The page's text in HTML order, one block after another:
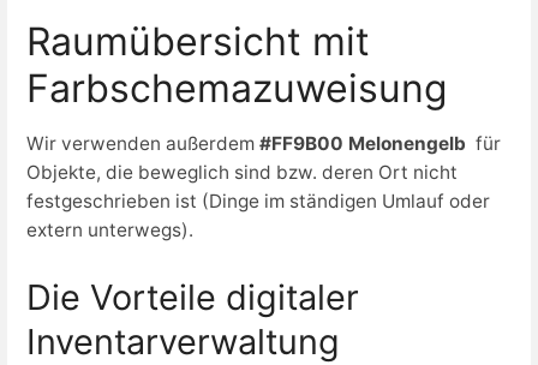
Raumübersicht mit
Farbschemazuweisung
Wir verwenden außerdem #FF9B00 Melonengelb für
Objekte, die beweglich sind bzw. deren Ort nicht
festgeschrieben ist (Dinge im ständigen Umlauf oder
extern unterwegs).
Die Vorteile digitaler
Inventarverwaltung